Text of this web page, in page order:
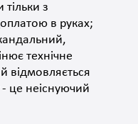
з
в руках;
,
технічне
відмовляється
це неіснуючий